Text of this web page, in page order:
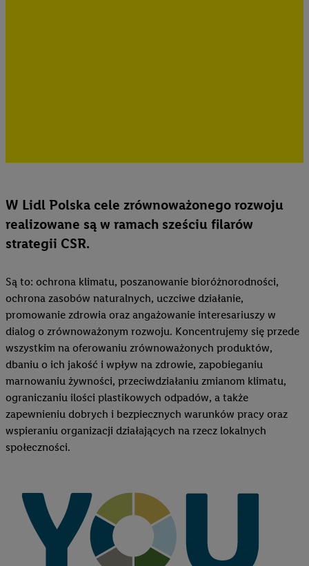
W Lidl Polska cele zrównoważonego rozwoju
realizowane są w ramach sześciu filarów
strategii CSR.
Są to: ochrona klimatu, poszanowanie bioróżnorodności,
ochrona zasobów naturalnych, uczciwe działanie,
promowanie zdrowia oraz angażowanie interesariuszy w
dialog o zrównoważonym rozwoju. Koncentrujemy się przede
wszystkim na oferowaniu zrównoważonych produktów,
dbaniu o ich jakość i wpływ na zdrowie, zapobieganiu
marnowaniu żywności, przeciwdziałaniu zmianom klimatu,
ograniczaniu ilości plastikowych odpadów, a także
zapewnieniu dobrych i bezpiecznych warunków pracy oraz
wspieraniu organizacji działających na rzecz lokalnych
społeczności.